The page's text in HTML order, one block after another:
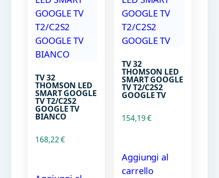
TV 32
THOMSON LED
SMART GOOGLE
TV T2/C2S2
GOOGLE TV
BIANCO
168,22€
TV 32
THOMSON LED
SMART GOOGLE
TV T2/C2S2
GOOGLE TV
154,19€
Aggiungi al
carrello